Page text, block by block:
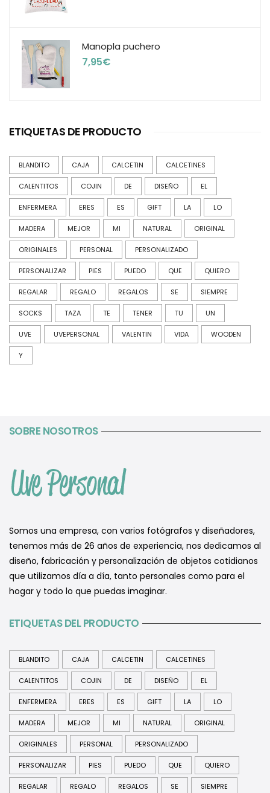
Manopla puchero
7,95€
ETIQUETAS DE PRODUCTO
BLANDITO CAJA CALCETIN CALCETINES
CALENTITOS COJIN DE DISEÑO EL
ENFERMERA ERES ES GIFT LA LO
MADERA MEJOR MI NATURAL ORIGINAL
ORIGINALES PERSONAL PERSONALIZADO
PERSONALIZAR PIES PUEDO QUE QUIERO
REGALAR REGALO REGALOS SE SIEMPRE
SOCKS TAZA TE TENER TU UN
UVE UVEPERSONAL VALENTIN VIDA WOODEN
Y
SOBRE NOSOTROS
Somos una empresa, con varios fotógrafos y diseñadores,
tenemos más de 26 años de experiencia, nos dedicamos al
diseño, fabricación y personalización de objetos cotidianos
que utilizamos día a día, tanto personales como para el
hogar y todo lo que puedas imaginar.
ETIQUETAS DEL PRODUCTO
BLANDITO CAJA CALCETIN CALCETINES
CALENTITOS COJIN DE DISEÑO EL
ENFERMERA ERES ES GIFT LA LO
MADERA MEJOR MI NATURAL ORIGINAL
ORIGINALES PERSONAL PERSONALIZADO
PERSONALIZAR PIES PUEDO QUE QUIERO
REGALAR REGALO REGALOS SE SIEMPRE